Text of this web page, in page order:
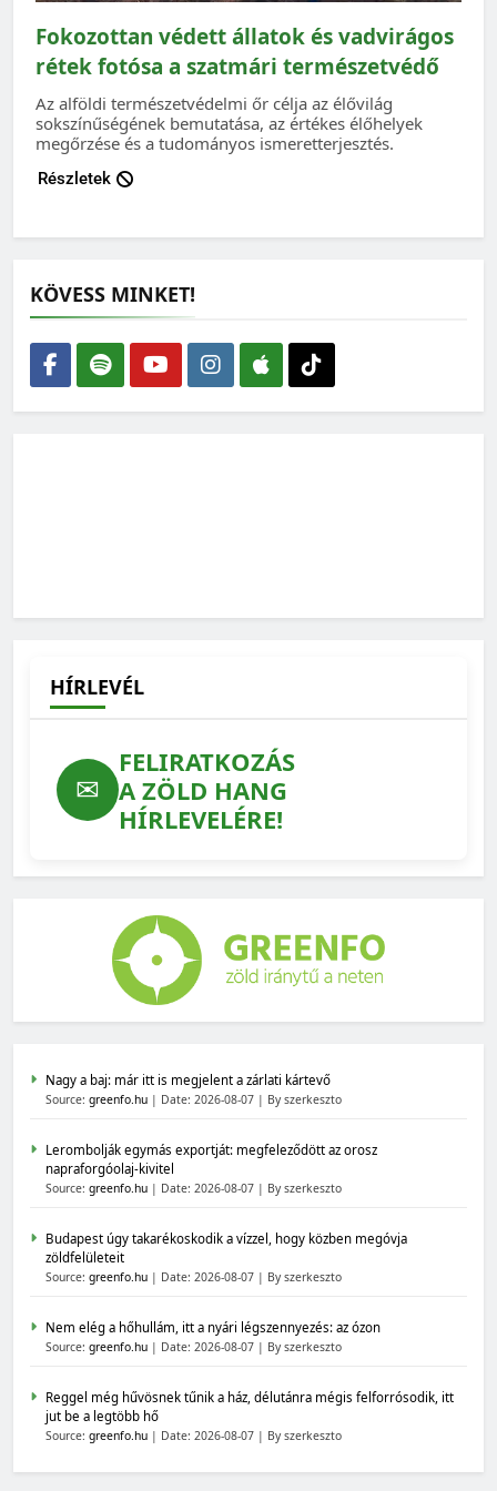
Fokozottan védett állatok és vadvirágos
rétek fotósa a szatmári természetvédő
Az alföldi természetvédelmi őr célja az élővilág
sokszínűségének bemutatása, az értékes élőhelyek
megőrzése és a tudományos ismeretterjesztés.
Részletek
KÖVESS MINKET!
HÍRLEVÉL
✉
FELIRATKOZÁS
A ZÖLD HANG
HÍRLEVELÉRE!
Nagy a baj: már itt is megjelent a zárlati kártevő
Source: greenfo.hu Date: 2026-08-07 By szerkeszto
Lerombolják egymás exportját: megfeleződött az orosz
napraforgóolaj-kivitel
Source: greenfo.hu Date: 2026-08-07 By szerkeszto
Budapest úgy takarékoskodik a vízzel, hogy közben megóvja
zöldfelületeit
Source: greenfo.hu Date: 2026-08-07 By szerkeszto
Nem elég a hőhullám, itt a nyári légszennyezés: az ózon
Source: greenfo.hu Date: 2026-08-07 By szerkeszto
Reggel még hűvösnek tűnik a ház, délutánra mégis felforrósodik, itt
jut be a legtöbb hő
Source: greenfo.hu Date: 2026-08-07 By szerkeszto